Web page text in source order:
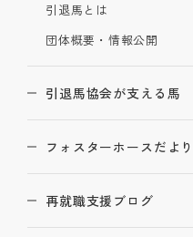
引退馬とは
団体概要・情報公開
引退馬協会が支える馬
フォスターホースだより
再就職支援ブログ